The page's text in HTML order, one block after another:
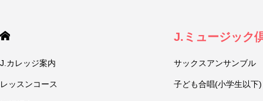
J.カレッジ案内
レッスンコース
J.ミュージック
サックスアンサンブル
子ども合唱(小学生以下)